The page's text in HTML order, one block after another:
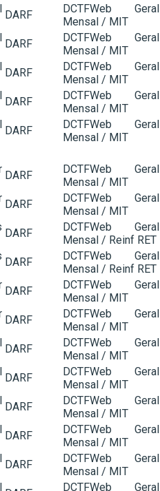
DARF
DCTFWeb Geral
Mensal / MIT
DARF
DCTFWeb Geral
Mensal / MIT
DARF
DCTFWeb Geral
Mensal / MIT
DARF
DCTFWeb Geral
Mensal / MIT
DARF
DCTFWeb Geral
Mensal / MIT
DARF
DCTFWeb Geral
Mensal / MIT
DARF
DCTFWeb Geral
Mensal / MIT
DARF
DCTFWeb Geral
Mensal / Reinf RET
DARF
DCTFWeb Geral
Mensal / Reinf RET
DARF
DCTFWeb Geral
Mensal / MIT
DARF
DCTFWeb Geral
Mensal / MIT
DARF
DCTFWeb Geral
Mensal / MIT
DARF
DCTFWeb Geral
Mensal / MIT
DARF
DCTFWeb Geral
Mensal / MIT
DARF
DCTFWeb Geral
Mensal / MIT
DARF
DCTFWeb Geral
Mensal / MIT
DCTFWeb Geral